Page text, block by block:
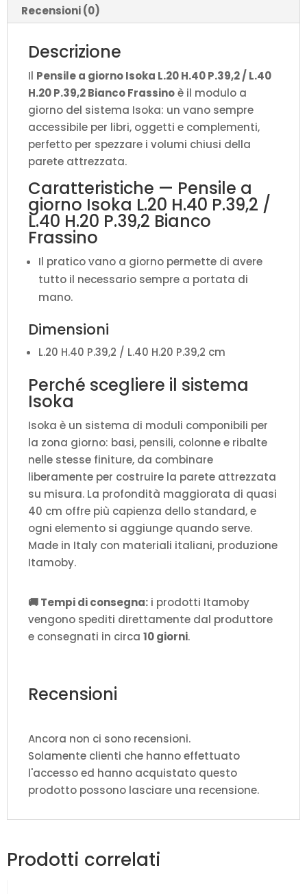
P.39,2
Bianco
Frassino
quantità
Recensioni (0)
Descrizione
Il Pensile a giorno Isoka L.20 H.40 P.39,2 / L.40
H.20 P.39,2 Bianco Frassinoè il modulo a
giorno del sistema Isoka: un vano sempre
accessibile per libri, oggetti e complementi,
perfetto per spezzare i volumi chiusi della
parete attrezzata.
Caratteristiche — Pensile a
giorno Isoka L.20 H.40 P.39,2 /
L.40 H.20 P.39,2 Bianco
Frassino
Il pratico vano a giorno permette di avere
tutto il necessario sempre a portata di
mano.
Dimensioni
L.20 H.40 P.39,2 / L.40 H.20 P.39,2 cm
Perché scegliere il sistema
Isoka
Isoka è un sistema di moduli componibili per
la zona giorno: basi, pensili, colonne e ribalte
nelle stesse finiture, da combinare
liberamente per costruire la parete attrezzata
su misura. La profondità maggiorata di quasi
40 cm offre più capienza dello standard, e
ogni elemento si aggiunge quando serve.
Made in Italy con materiali italiani, produzione
Itamoby.
🚚 Tempi di consegna: i prodotti Itamoby
vengono spediti direttamente dal produttore
e consegnati in circa 10 giorni.
Recensioni
Ancora non ci sono recensioni.
Solamente clienti che hanno effettuato
l'accesso ed hanno acquistato questo
prodotto possono lasciare una recensione.
Prodotti correlati